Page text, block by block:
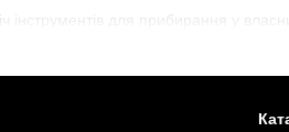
інструментів для прибирання у